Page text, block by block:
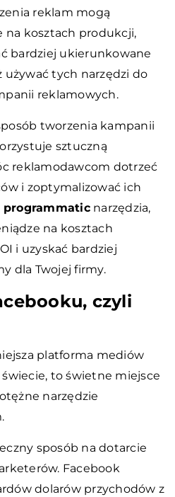
reklam mogą
na kosztach produkcji,
bardziej ukierunkowane
używać tych narzędzi do
reklamowych.
tworzenia kampanii
sztuczną
reklamodawcom dotrzeć
i zoptymalizować ich
programmaticnarzędzia,
na kosztach
i uzyskać bardziej
dla Twojej firmy.
czyli
platforma mediów
to świetne miejsce
narzędzie
sposób na dotarcie
Facebook
dolarów przychodów z